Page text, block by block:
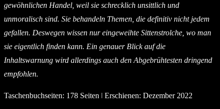
gewöhnlichen Handel, weil sie schrecklich unsittlich und
unmoralisch sind. Sie behandeln Themen, die definitiv nicht jedem
gefallen. Deswegen wissen nur eingeweihte Sittenstrolche, wo man
sie eigentlich finden kann. Ein genauer Blick auf die
Inhaltswarnung wird allerdings auch den Abgebrühtesten dringend
empfohlen.
Taschenbuchseiten: 178 Seiten ǀ Erschienen: Dezember 2022